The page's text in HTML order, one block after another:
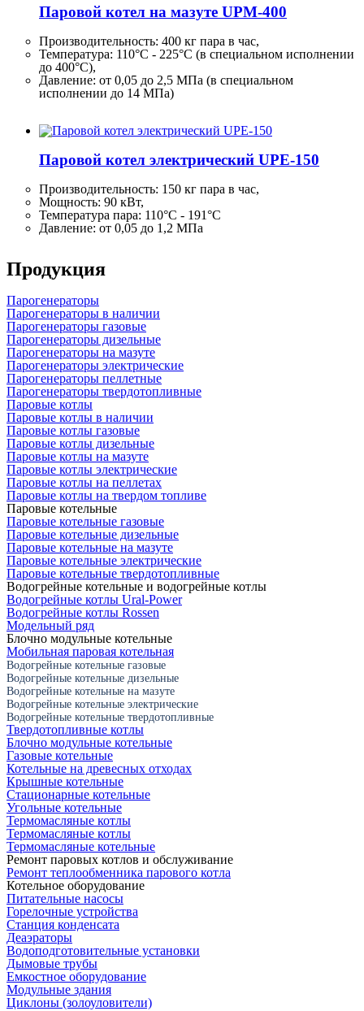
Паровой котел на мазуте UPM-400
Производительность: 400 кг пара в час,
Температура: 110°C - 225°C (в специальном исполнении
до 400°C),
Давление: от 0,05 до 2,5 МПа (в специальном
исполнении до 14 МПа)
Паровой котел электрический UPE-150
Производительность: 150 кг пара в час,
Мощность: 90 кВт,
Температура пара: 110°C - 191°C
Давление: от 0,05 до 1,2 МПа
Продукция
Парогенераторы
Парогенераторы в наличии
Парогенераторы газовые
Парогенераторы дизельные
Парогенераторы на мазуте
Парогенераторы электрические
Парогенераторы пеллетные
Парогенераторы твердотопливные
Паровые котлы
Паровые котлы в наличии
Паровые котлы газовые
Паровые котлы дизельные
Паровые котлы на мазуте
Паровые котлы электрические
Паровые котлы на пеллетах
Паровые котлы на твердом топливе
Паровые котельные
Паровые котельные газовые
Паровые котельные дизельные
Паровые котельные на мазуте
Паровые котельные электрические
Паровые котельные твердотопливные
Водогрейные котельные и водогрейные котлы
Водогрейные котлы Ural-Power
Водогрейные котлы Rossen
Модельный ряд
Блочно модульные котельные
Мобильная паровая котельная
Водогрейные котельные газовые
Водогрейные котельные дизельные
Водогрейные котельные на мазуте
Водогрейные котельные электрические
Водогрейные котельные твердотопливные
Твердотопливные котлы
Блочно модульные котельные
Газовые котельные
Котельные на древесных отходах
Крышные котельные
Стационарные котельные
Угольные котельные
Термомасляные котлы
Термомасляные котлы
Термомасляные котельные
Ремонт паровых котлов и обслуживание
Ремонт теплообменника парового котла
Котельное оборудование
Питательные насосы
Горелочные устройства
Станция конденсата
Деаэраторы
Водоподготовительные установки
Дымовые трубы
Емкостное оборудование
Mодульные здания
Циклоны (золоуловители)